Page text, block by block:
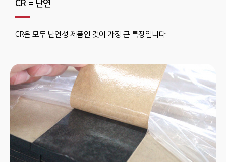
CR = 난연
CR은 모두 난연성 제품인 것이 가장 큰 특징입니다.